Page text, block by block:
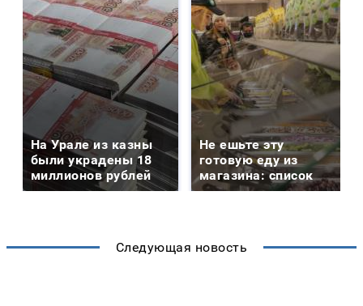
На Урале из казны
были украдены 18
миллионов рублей
Не ешьте эту
готовую еду из
магазина: список
Следующая новость